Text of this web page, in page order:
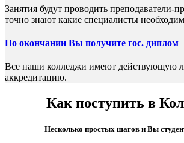
Занятия будут проводить преподаватели-
точно знают какие специалисты
По окончании Вы получите гос. диплом
Все наши колледжи имеют действующую
аккредитацию.
Как поступить в
Несколько простых шагов и Вы